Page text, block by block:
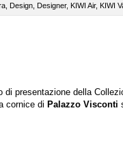
Design Designer, KIWI Air, KIWI
di presentazione della
cornice di Palazzo Visconti